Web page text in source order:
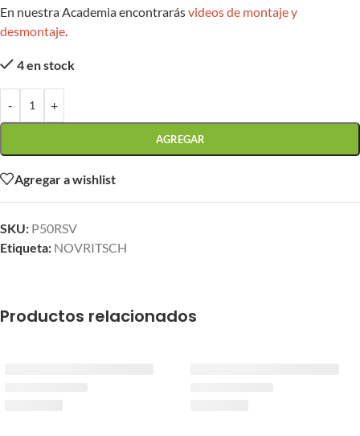
En nuestra Academia encontrarásvideos de montaje y
desmontaje.
4 en stock
- +
AGREGAR
Agregar a wishlist
SKU: P50RSV
Etiqueta: NOVRITSCH
Productos relacionados